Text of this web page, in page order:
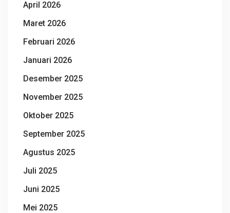
April 2026
Maret 2026
Februari 2026
Januari 2026
Desember 2025
November 2025
Oktober 2025
September 2025
Agustus 2025
Juli 2025
Juni 2025
Mei 2025